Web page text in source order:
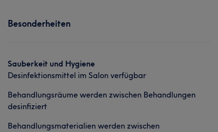
Portfolio
Portfolio
Besonderheiten
Sauberkeit und Hygiene
Desinfektionsmittel im Salon verfügbar
Behandlungsräume werden zwischen Behandlungen
desinfiziert
Behandlungsmaterialien werden zwischen